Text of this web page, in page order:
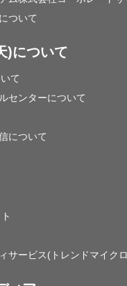
ついて
)について
て
センターについて
について
サービス(トレンドマイク